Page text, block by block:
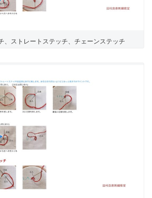
、ストレートステッチ、チェーンステッチ